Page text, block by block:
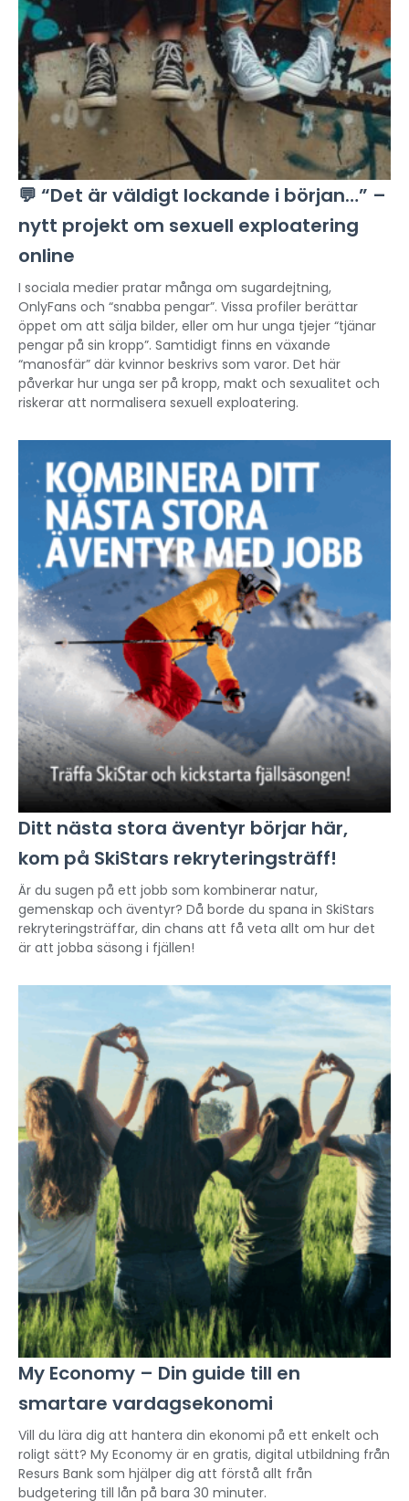
💬 “Det är väldigt lockande i början…” –
nytt projekt om sexuell exploatering
online
I sociala medier pratar många om sugardejtning,
OnlyFans och “snabba pengar”. Vissa profiler berättar
öppet om att sälja bilder, eller om hur unga tjejer “tjänar
pengar på sin kropp”. Samtidigt finns en växande
“manosfär” där kvinnor beskrivs som varor. Det här
påverkar hur unga ser på kropp, makt och sexualitet och
riskerar att normalisera sexuell exploatering.
Ditt nästa stora äventyr börjar här,
kom på SkiStars rekryteringsträff!
Är du sugen på ett jobb som kombinerar natur,
gemenskap och äventyr? Då borde du spana in SkiStars
rekryteringsträffar, din chans att få veta allt om hur det
är att jobba säsong i fjällen!
My Economy – Din guide till en
smartare vardagsekonomi
Vill du lära dig att hantera din ekonomi på ett enkelt och
roligt sätt? My Economy är en gratis, digital utbildning från
Resurs Bank som hjälper dig att förstå allt från
budgetering till lån på bara 30 minuter.